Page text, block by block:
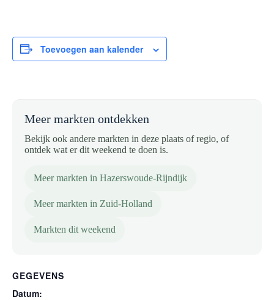
Toevoegen aan kalender
Meer markten ontdekken
Bekijk ook andere markten in deze plaats of regio, of
ontdek wat er dit weekend te doen is.
Meer markten in Hazerswoude-Rijndijk
Meer markten in Zuid-Holland
Markten dit weekend
GEGEVENS
Datum: